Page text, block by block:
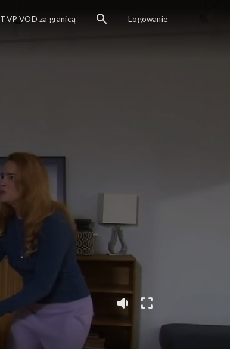
TVP VOD za granicą Logowanie